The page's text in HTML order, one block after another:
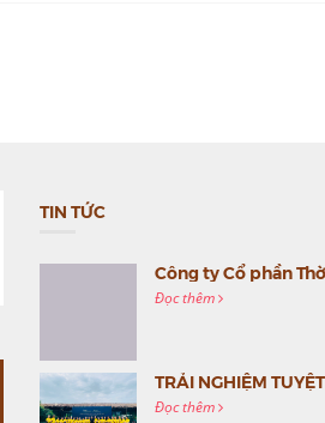
TIN TỨC
Đọc thêm
Đọc thêm